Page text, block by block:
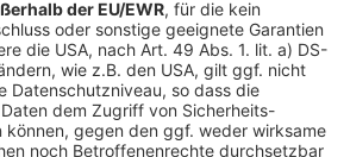
Gewinnspieldienste
mit Haushaltskunden -
Grundversorgung.
Telefonverträge